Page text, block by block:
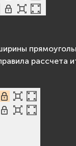
рассчета